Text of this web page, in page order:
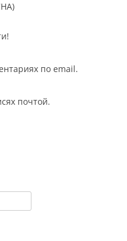
по email.
почтой.